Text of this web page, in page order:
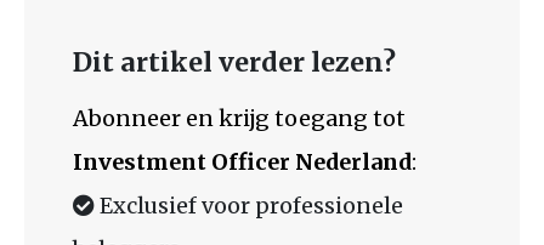
Dit artikel verder lezen?
Abonneer en krijg toegang tot
Investment Officer Nederland:
Exclusief voor professionele